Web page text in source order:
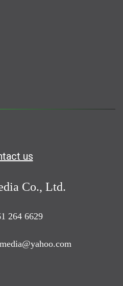
us
Co., Ltd.
264 6629